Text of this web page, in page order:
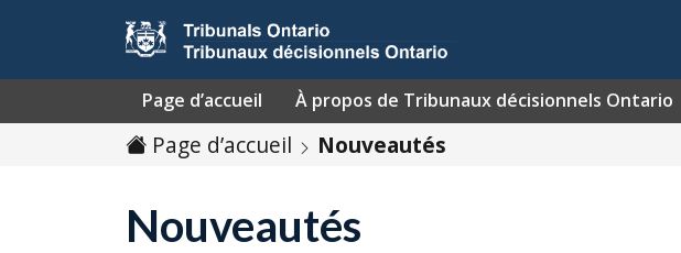
Page d’accueil À propos de Tribunaux décisionnels Ontario
Page d’accueil Nouveautés
Nouveautés